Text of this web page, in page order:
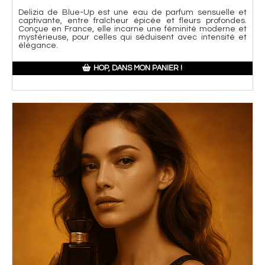
Delizia de Blue-Up est une eau de parfum sensuelle et
captivante, entre fraîcheur épicée et fleurs profondes.
Conçue en France, elle incarne une féminité moderne et
mystérieuse, pour celles qui séduisent avec intensité et
élégance.
HOP, DANS MON PANIER !